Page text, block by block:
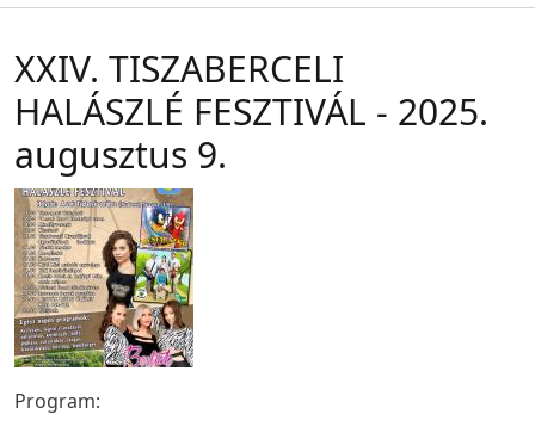
XXIV. TISZABERCELI
HALÁSZLÉ FESZTIVÁL - 2025.
augusztus 9.
Program: